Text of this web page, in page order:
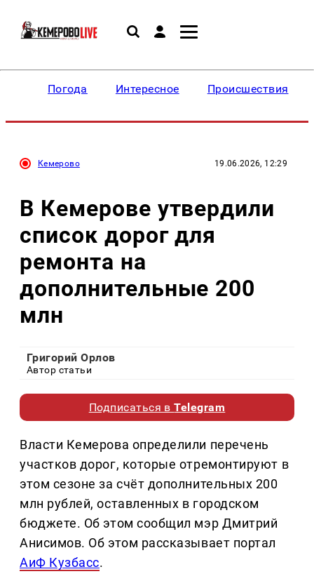
Погода Интересное Происшествия
Кемерово 19.06.2026, 12:29
В Кемерове утвердили
список дорог для
ремонта на
дополнительные 200
млн
Григорий Орлов
Автор статьи
Подписаться вTelegram
Власти Кемерова определили перечень
участков дорог, которые отремонтируют в
этом сезоне за счёт дополнительных 200
млн рублей, оставленных в городском
бюджете. Об этом сообщил мэр Дмитрий
Анисимов. Об этом рассказывает портал
АиФ Кузбасс.